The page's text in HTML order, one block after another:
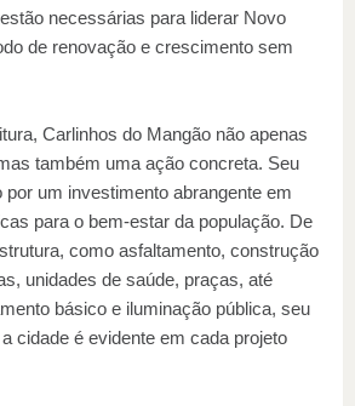
necessárias para liderar Novo
de renovação e crescimento sem
Carlinhos do Mangão não apenas
também uma ação concreta. Seu
um investimento abrangente em
para o bem-estar da população. De
como asfaltamento, construção
unidades de saúde, praças, até
básico e iluminação pública, seu
cidade é evidente em cada projeto